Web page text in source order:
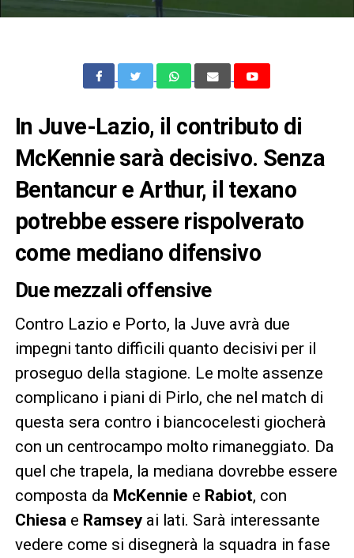
In Juve-Lazio, il contributo di
McKennie sarà decisivo. Senza
Bentancur e Arthur, il texano
potrebbe essere rispolverato
come mediano difensivo
Due mezzali offensive
Contro Lazio e Porto, la Juve avrà due
impegni tanto difficili quanto decisivi per il
proseguo della stagione. Le molte assenze
complicano i piani di Pirlo, che nel match di
questa sera contro i biancocelesti giocherà
con un centrocampo molto rimaneggiato. Da
quel che trapela, la mediana dovrebbe essere
composta da McKennie e Rabiot, con
Chiesa e Ramseyai lati. Sarà interessante
vedere come si disegnerà la squadra in fase